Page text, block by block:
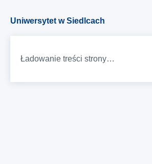
Uniwersytet w Siedlcach
Ładowanie treści strony…